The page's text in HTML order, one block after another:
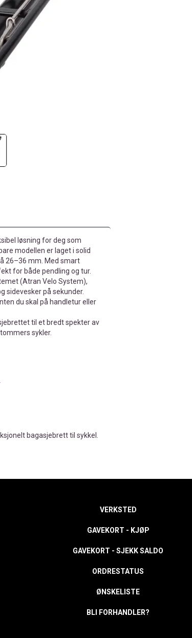
løsning for deg som
modellen er laget i solid
26–36 mm. Med smart
for både pendling og tur.
(Atran Velo System),
sidevesker på sekunder.
du skal på handletur eller
til et bredt spekter av
sykler.
bagasjebrett til sykkel.
VERKSTED
GAVEKORT - KJØP
GAVEKORT - SJEKK SALDO
ORDRESTATUS
ØNSKELISTE
BLI FORHANDLER?